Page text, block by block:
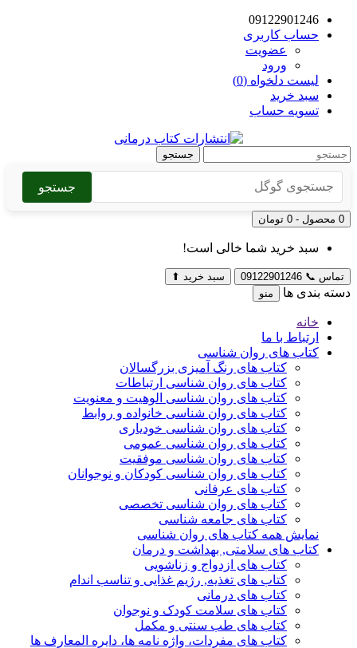
09122901246
حساب کاربری
عضویت
ورود
لیست دلخواه (0)
سبد خرید
تسویه حساب
جستجو
جستجو
0 محصول - 0 تومان
سبد خرید شما خالی است!
تماس 📞
09122901246 سبد خرید ⬆
دسته بندی ها منو
خانه
ارتباط با ما
کتاب های روان شناسی
کتاب های رنگ آمیزی بزرگسالان
کتاب های روان شناسی ارتباطات
کتاب های روان شناسی الوهیت و معنویت
کتاب های روان شناسی خانواده و روابط
کتاب های روان شناسی خودیاری
کتاب های روان شناسی عمومی
کتاب های روان شناسی موفقیت
کتاب های روان شناسی کودکان و نوجوانان
کتاب های عرفانی
کتاب های روان شناسی تخصصی
کتاب های جامعه شناسی
نمایش همه کتاب های روان شناسی
کتاب های سلامتی, بهداشت و درمان
کتاب های ازدواج و زناشویی
کتاب های تغذیه, رژیم غذایی و تناسب اندام
کتاب های درمانی
کتاب های سلامت کودک و نوجوان
کتاب های طب سنتی و مکمل
کتاب های مفردات، واژه نامه ها، دایره المعارف ها